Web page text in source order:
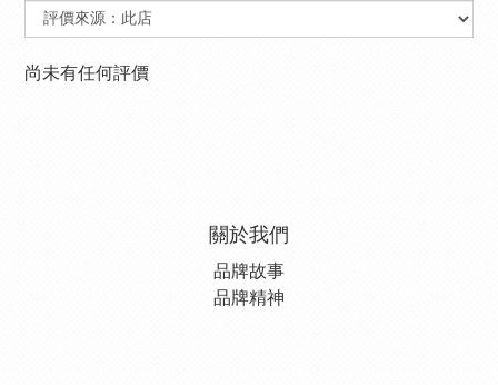
尚未有任何評價
關於我們
品牌故事
品牌精神